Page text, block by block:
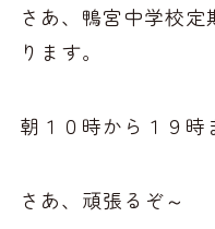
さあ、鴨宮中学校定
ります。
朝１０時から１９時
さあ、頑張るぞ～